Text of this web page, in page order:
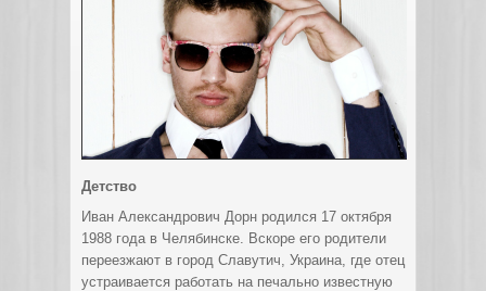
Детство
Иван Александрович Дорн родился 17 октября
1988 года в Челябинске. Вскоре его родители
переезжают в город Славутич, Украина, где отец
устраивается работать на печально известную